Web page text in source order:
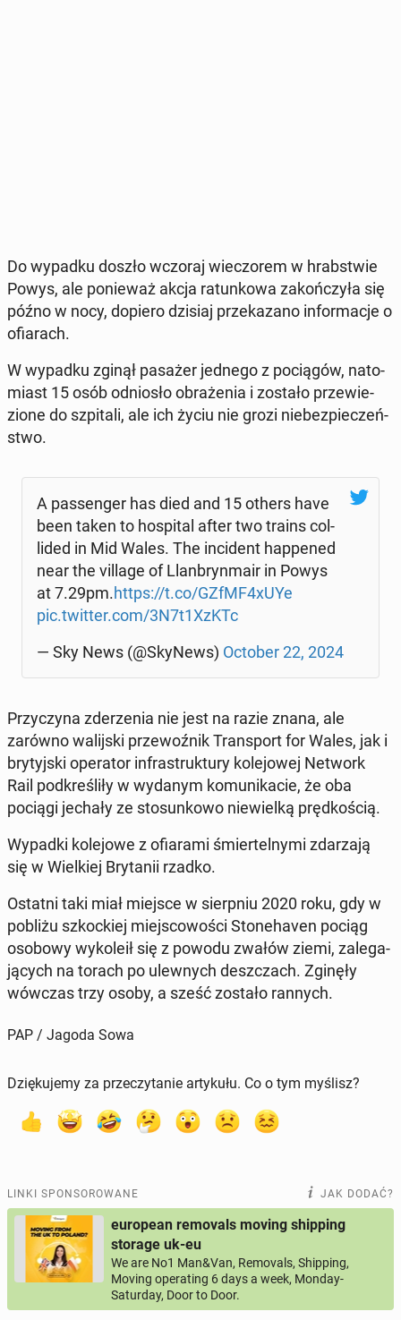
Do wypadku doszło wczoraj wie­czo­rem w hrab­stwie
Powys, ale po­nie­waż akcja ra­tun­ko­wa za­koń­czy­ła się
późno w nocy, dopiero dzisiaj prze­ka­za­no in­for­ma­cje o
ofia­rach.
W wypadku zginął pasażer jednego z po­cią­gów, na­to­
miast 15 osób od­nio­sło ob­ra­że­nia i zostało prze­wie­
zio­ne do szpi­ta­li, ale ich życiu nie grozi nie­bez­pie­czeń­
stwo.
A pas­sen­ger has died and 15 others have
been taken to ho­spi­tal after two trains col­
li­ded in Mid Wales. The in­ci­dent hap­pe­ned
near the village of Llan­bryn­ma­ir in Powys
at 7.29pm.https://t.co/GZfMF4xUYe
pic.twitter.com/3N7t1XzKTc
— Sky News (@SkyNews) October 22, 2024
Przy­czy­na zde­rze­nia nie jest na razie znana, ale
zarówno wa­lij­ski prze­woź­nik Trans­port for Wales, jak i
bry­tyj­ski ope­ra­tor in­fra­struk­tu­ry ko­le­jo­wej Network
Rail pod­kre­śli­ły w wydanym ko­mu­ni­ka­cie, że oba
pociągi jechały ze sto­sun­ko­wo nie­wiel­ką pręd­ko­ścią.
Wypadki ko­le­jo­we z ofia­ra­mi śmier­tel­ny­mi zda­rza­ją
się w Wiel­kiej Bry­ta­nii rzadko.
Ostatni taki miał miejsce w sierp­niu 2020 roku, gdy w
pobliżu szkoc­kiej miej­sco­wo­ści Sto­ne­ha­ven pociąg
osobowy wy­ko­le­ił się z powodu zwałów ziemi, za­le­ga­
ją­cych na torach po ulew­nych desz­czach. Zginęły
wówczas trzy osoby, a sześć zostało rannych.
PAP / Jagoda Sowa
Dziękujemy za przeczytanie artykułu. Co o tym myślisz?
LINKI SPONSOROWANE JAK DODAĆ?
european removals moving shipping
storage uk-eu
We are No1 Man&Van, Removals, Shipping,
Moving operating 6 days a week, Monday-
Saturday, Door to Door.